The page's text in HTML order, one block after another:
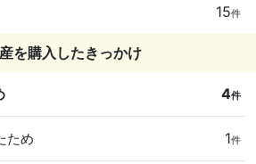
15件
を購入したきっかけ
4件
ため 1件